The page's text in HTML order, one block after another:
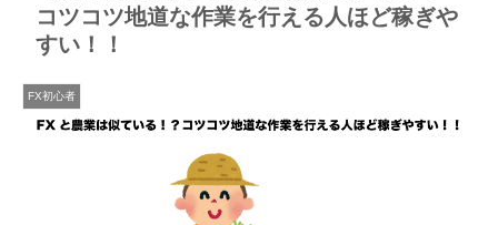
コツコツ地道な作業を行える人ほど稼ぎや
すい！！
FX初心者